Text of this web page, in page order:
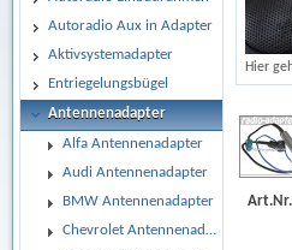
Autoradio Aux in Adapter
Aktivsystemadapter
Entriegelungsbügel
Antennenadapter
Alfa Antennenadapter
Audi Antennenadapter
BMW Antennenadapter
Chevrolet Antennenadapter
Hier